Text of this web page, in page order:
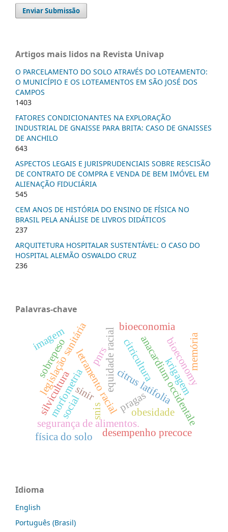
Enviar Submissão
Artigos mais lidos na Revista Univap
O PARCELAMENTO DO SOLO ATRAVÉS DO LOTEAMENTO:
O MUNICÍPIO E OS LOTEAMENTOS EM SÃO JOSÉ DOS
CAMPOS
1403
FATORES CONDICIONANTES NA EXPLORAÇÃO
INDUSTRIAL DE GNAISSE PARA BRITA: CASO DE GNAISSES
DE ANCHILO
643
ASPECTOS LEGAIS E JURISPRUDENCIAIS SOBRE RESCISÃO
DE CONTRATO DE COMPRA E VENDA DE BEM IMÓVEL EM
ALIENAÇÃO FIDUCIÁRIA
545
CEM ANOS DE HISTÓRIA DO ENSINO DE FÍSICA NO
BRASIL PELA ANÁLISE DE LIVROS DIDÁTICOS
237
ARQUITETURA HOSPITALAR SUSTENTÁVEL: O CASO DO
HOSPITAL ALEMÃO OSWALDO CRUZ
236
Palavras-chave
equidade racial
letramento racial
segurança de alimentos.
legislação sanitária citrus latifolia
citricultura
desempenho precoce
anacardium occidentale
pragas
morfometria
silvicultura
sobrepeso
obesidade
física do solo
krigagem
bioeconomy
bioeconomia
pnrs
snis
sinir
memória
imagem
social
Idioma
English
Português (Brasil)